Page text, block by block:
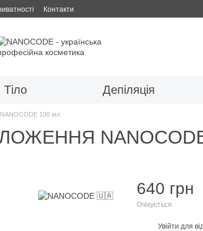
Контакти
Тіло Депіляція
100 мл
640 грн
Очікується
Увійти для